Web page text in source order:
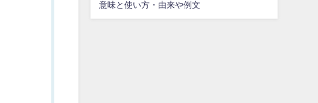
意味と使い方・由来や例文